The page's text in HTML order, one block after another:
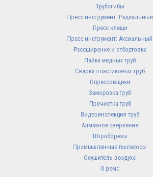
Трубогибы
Пресс инструмент: Радиальный
Пресс клещи
Пресс инструмент: Аксиальный
Рассширение и отбортовка
Пайка медных труб
Сварка пластиковых труб
Опрессовщики
Заморозка труб
Прочистка труб
Видеоинспекция труб
Алмазное сверление
Штроборезы
Промышленные пылесосы
Осушитель воздуха
О ремс